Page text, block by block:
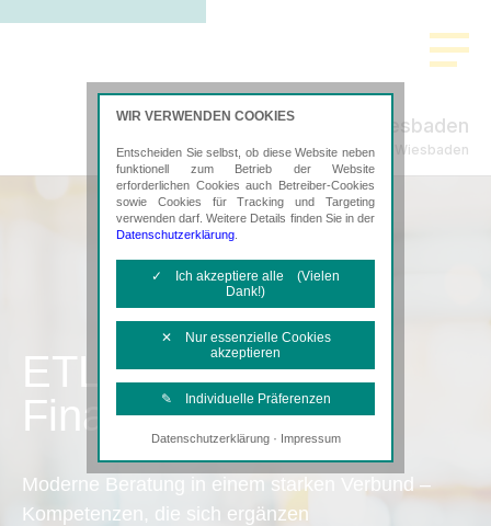
STEURAT Wiesbaden
Steuerberatung in Wiesbaden
ETL
Finanzbuchhaltung
Moderne Beratung in einem starken Verbund –
Kompetenzen, die sich ergänzen
WIR VERWENDEN COOKIES
Entscheiden Sie selbst, ob diese Website neben
funktionell zum Betrieb der Website
erforderlichen Cookies auch Betreiber-Cookies
sowie Cookies für Tracking und Targeting
verwenden darf. Weitere Details finden Sie in der
Datenschutzerklärung
✓ Ich akzeptiere alle (Vielen
Dank!)
✕ Nur essenzielle Cookies
akzeptieren
✎ Individuelle Präferenzen
Notwendige Cookies
Diese Cookies sind erforderlich, um die
grundlegende Funktionalität der Website
zu sichern.
Datenschutzerklärung· Impressum